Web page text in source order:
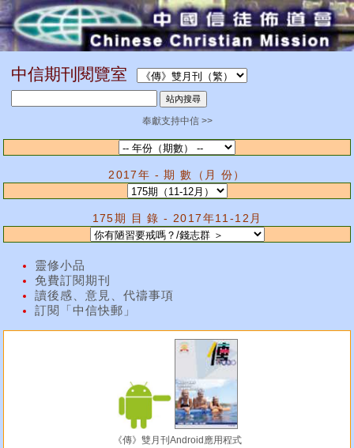
中信期刊閱覽室
奉獻支持中信 >>
2017年 - 期 數（月 份）
175期 目 錄 - 2017年11-12月
靈修小品
免費訂閱期刊
讀後感、意見、代禱事項
訂閱「中信快郵」
《傳》雙月刊Android應用程式